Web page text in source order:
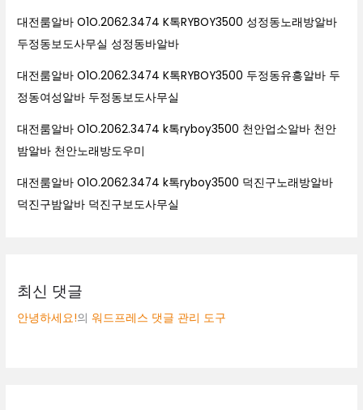
대전룸알바 O1O.2062.3474 K톡RYBOY3500 성정동노래방알바
두정동보도사무실 성정동바알바
대전룸알바 O1O.2062.3474 K톡RYBOY3500 두정동유흥알바 두
정동여성알바 두정동보도사무실
대전룸알바 O1O.2062.3474 k톡ryboy3500 천안업소알바 천안
밤알바 천안노래방도우미
대전룸알바 O1O.2062.3474 k톡ryboy3500 덕진구노래방알바
덕진구밤알바 덕진구보도사무실
최신 댓글
안녕하세요!의워드프레스 댓글 관리 도구